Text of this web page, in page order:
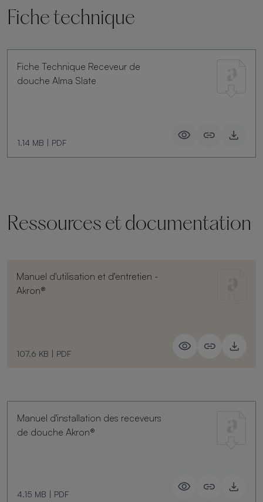
Fiche technique
Fiche Technique Receveur de
douche Alma Slate
1.14 MB | PDF
Ressources et documentation
Manuel d'utilisation et d'entretien -
Akron®
107.6 KB | PDF
Manuel d'installation des receveurs
de douche Akron®
4.15 MB | PDF